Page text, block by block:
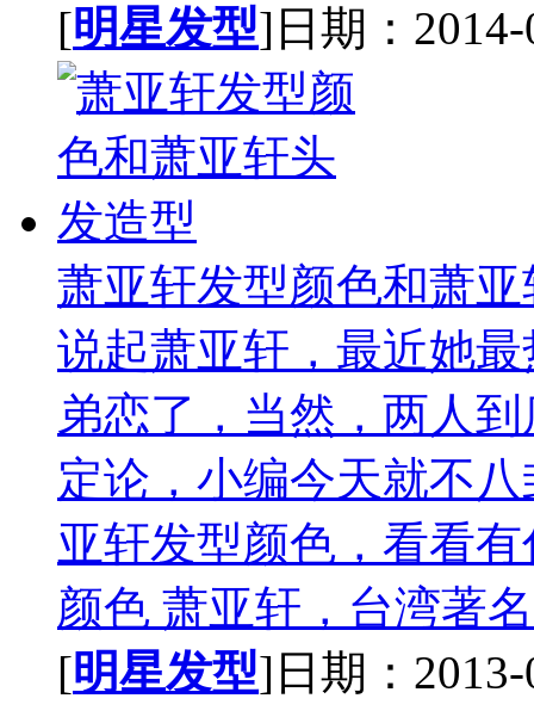
[明星发型]日期：2014-
萧亚轩发型颜色和萧
说起萧亚轩，最近她
弟恋了，当然，两人
定论，小编今天就不
亚轩发型颜色，看看
颜色 萧亚轩，台湾著
[明星发型]日期：2013-